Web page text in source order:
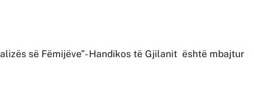
së Fëmijëve”- Handikos të Gjilanit është mbajtur